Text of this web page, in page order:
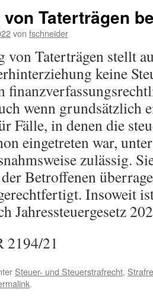
Taterträgen
von fschneider
von Taterträgen stellt
keine
wenn grundsätzlich
Fälle, in denen die
eingetreten war,
zulässig.
Betroffenen
Insoweit
Jahressteuergesetz
2194/21
Steuer- und Steuerstrafrecht,
.